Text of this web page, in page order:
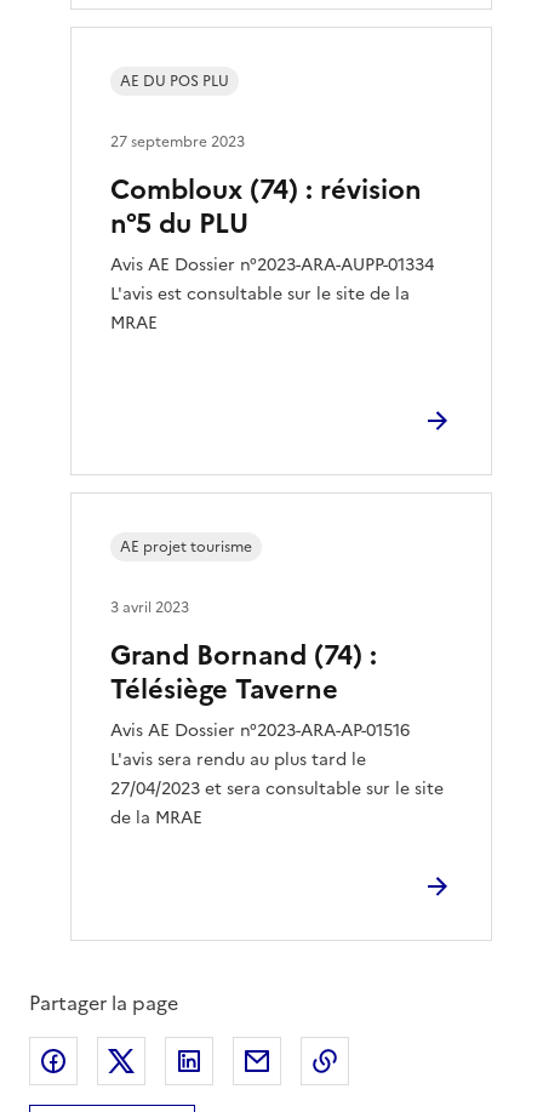
Combloux (74) : révision
n°5 du PLU
Avis AE Dossier n°2023-ARA-AUPP-01334
L'avis est consultable sur le site de la
MRAE
AE DU POS PLU
27 septembre 2023
Grand Bornand (74) :
Télésiège Taverne
Avis AE Dossier n°2023-ARA-AP-01516
L'avis sera rendu au plus tard le
27/04/2023 et sera consultable sur le site
de la MRAE
AE projet tourisme
3 avril 2023
Partager la page
Partager sur Facebook
Partager sur XPartager sur LinkedIn
Partager par email